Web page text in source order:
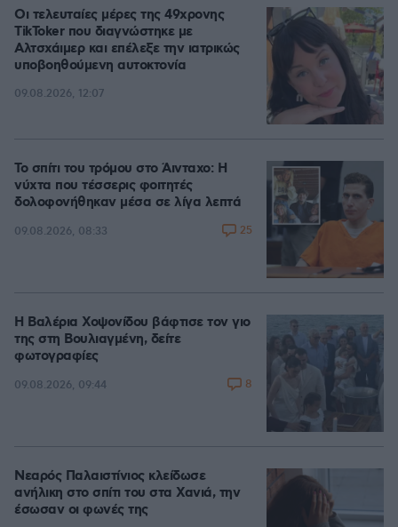
Οι τελευταίες μέρες της 49χρονης
TikToker που διαγνώστηκε με
Αλτσχάιμερ και επέλεξε την ιατρικώς
υποβοηθούμενη αυτοκτονία
09.08.2026, 12:07
Το σπίτι του τρόμου στο Άινταχο: Η
νύχτα που τέσσερις φοιτητές
δολοφονήθηκαν μέσα σε λίγα λεπτά
09.08.2026, 08:33 25
Η Βαλέρια Χοψονίδου βάφτισε τον γιο
της στη Βουλιαγμένη, δείτε
φωτογραφίες
09.08.2026, 09:44 8
Νεαρός Παλαιστίνιος κλείδωσε
ανήλικη στο σπίτι του στα Χανιά, την
έσωσαν οι φωνές της